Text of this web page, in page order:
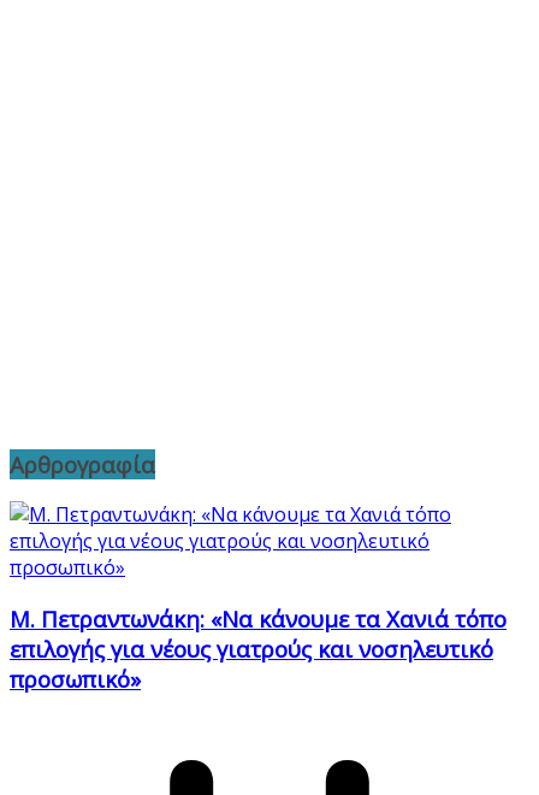
Αρθρογραφία
Μ. Πετραντωνάκη: «Να κάνουμε τα Χανιά τόπο
επιλογής για νέους γιατρούς και νοσηλευτικό
προσωπικό»